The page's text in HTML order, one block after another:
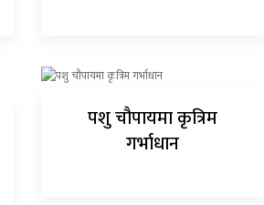
पशु चौपायमा कृत्रिम
गर्भाधान